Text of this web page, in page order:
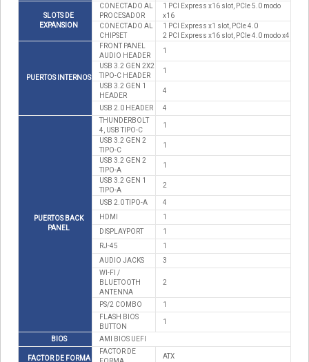
SLOTS DE
EXPANSION
CONECTADO AL
PROCESADOR
1 PCI Express x16 slot, PCIe 5.0 modo
x16
CONECTADO AL
CHIPSET
1 PCI Express x1 slot, PCIe 4.0
2 PCI Express x16 slot, PCIe 4.0 modo x4
PUERTOS INTERNOS
FRONT PANEL
AUDIO HEADER
1
USB 3.2 GEN 2X2
TIPO-C HEADER
1
USB 3.2 GEN 1
HEADER
4
USB 2.0 HEADER 4
PUERTOS BACK
PANEL
THUNDERBOLT
4, USB TIPO-C
1
USB 3.2 GEN 2
TIPO-C
1
USB 3.2 GEN 2
TIPO-A
1
USB 3.2 GEN 1
TIPO-A
2
USB 2.0 TIPO-A
4
HDMI
1
DISPLAYPORT
1
RJ-45
1
AUDIO JACKS
3
WI-FI /
BLUETOOTH
ANTENNA
2
PS/2 COMBO
1
FLASH BIOS
BUTTON
1
BIOS AMI BIOS UEFI
FACTOR DE FORMA
FACTOR DE
ATX